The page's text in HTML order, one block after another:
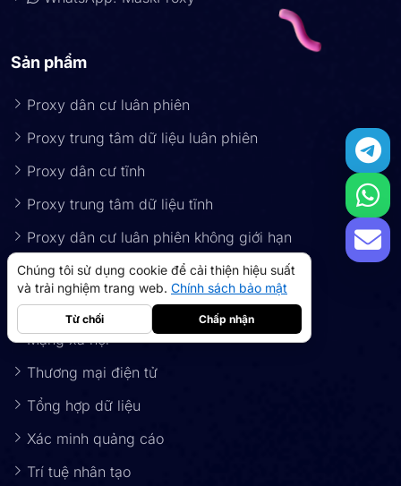
Sản phẩm
Proxy dân cư luân phiên
Proxy trung tâm dữ liệu luân phiên
Proxy dân cư tĩnh
Proxy trung tâm dữ liệu tĩnh
Proxy dân cư luân phiên không giới hạn
Ứng dụng
Mạng xã hội
Thương mại điện tử
Tổng hợp dữ liệu
Xác minh quảng cáo
Trí tuệ nhân tạo
Chúng tôi sử dụng cookie để cải thiện hiệu suất
và trải nghiệm trang web. Chính sách bảo mật
Từ chối Chấp nhận
proxy dân cư
Proxy trung tâm dữ liệu